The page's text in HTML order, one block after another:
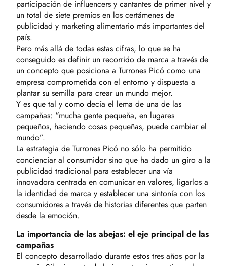
participación de influencers y cantantes de primer nivel y
un total de siete premios en los certámenes de
publicidad y marketing alimentario más importantes del
país.
Pero más allá de todas estas cifras, lo que se ha
conseguido es definir un recorrido de marca a través de
un concepto que posiciona a Turrones Picó como una
empresa comprometida con el entorno y dispuesta a
plantar su semilla para crear un mundo mejor.
Y es que tal y como decía el lema de una de las
campañas: “mucha gente pequeña, en lugares
pequeños, haciendo cosas pequeñas, puede cambiar el
mundo”.
La estrategia de Turrones Picó no sólo ha permitido
concienciar al consumidor sino que ha dado un giro a la
publicidad tradicional para establecer una vía
innovadora centrada en comunicar en valores, ligarlos a
la identidad de marca y establecer una sintonía con los
consumidores a través de historias diferentes que parten
desde la emoción.
La importancia de las abejas: el eje principal de las
campañas
El concepto desarrollado durante estos tres años por la